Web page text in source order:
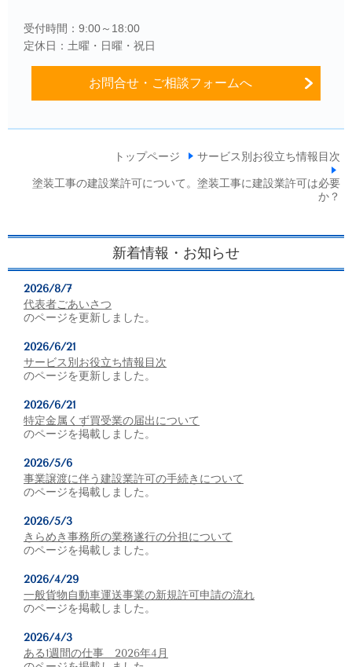
受付時間：9:00～18:00
定休日：土曜・日曜・祝日
お問合せ・ご相談フォームへ
トップページ
サービス別お役立ち情報目次
塗装工事の建設業許可について。塗装工事に建設業許可は必要
か？
新着情報・お知らせ
2026/8/7
代表者ごあいさつ
のページを更新しました。
2026/6/21
サービス別お役立ち情報目次
のページを更新しました。
2026/6/21
特定金属くず買受業の届出について
のページを掲載しました。
2026/5/6
事業譲渡に伴う建設業許可の手続きについて
のページを掲載しました。
2026/5/3
きらめき事務所の業務遂行の分担について
のページを掲載しました。
2026/4/29
一般貨物自動車運送事業の新規許可申請の流れ
のページを掲載しました。
2026/4/3
ある1週間の仕事 2026年4月